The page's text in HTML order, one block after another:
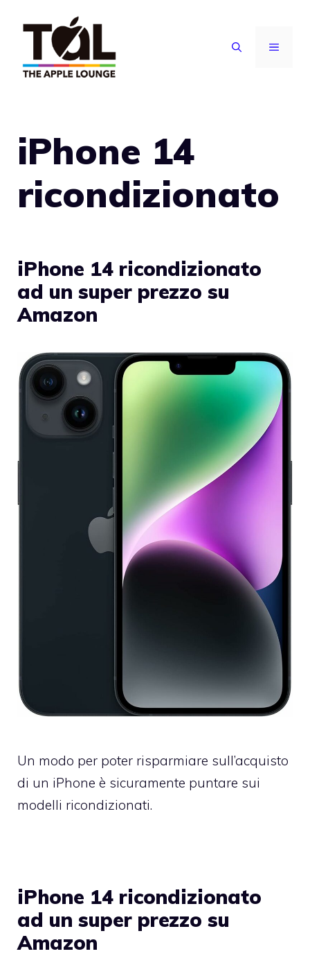
contenuto
MENU
iPhone 14
ricondizionato
iPhone 14 ricondizionato
ad un super prezzo su
Amazon
Un modo per poter risparmiare sull’acquisto
di un iPhone è sicuramente puntare sui
modelli ricondizionati.
iPhone 14 ricondizionato
ad un super prezzo su
Amazon